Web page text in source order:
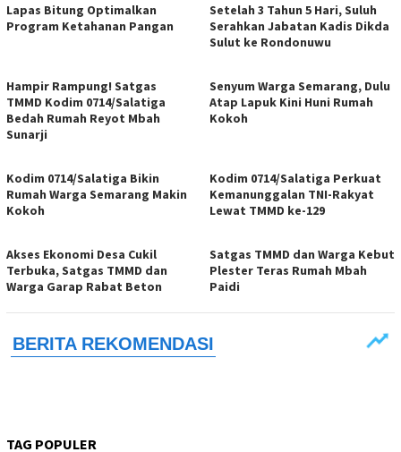
Lapas Bitung Optimalkan
Program Ketahanan Pangan
Setelah 3 Tahun 5 Hari, Suluh
Serahkan Jabatan Kadis Dikda
Sulut ke Rondonuwu
Hampir Rampung! Satgas
TMMD Kodim 0714/Salatiga
Bedah Rumah Reyot Mbah
Sunarji
Senyum Warga Semarang, Dulu
Atap Lapuk Kini Huni Rumah
Kokoh
Kodim 0714/Salatiga Bikin
Rumah Warga Semarang Makin
Kokoh
Kodim 0714/Salatiga Perkuat
Kemanunggalan TNI-Rakyat
Lewat TMMD ke-129
Akses Ekonomi Desa Cukil
Terbuka, Satgas TMMD dan
Warga Garap Rabat Beton
Satgas TMMD dan Warga Kebut
Plester Teras Rumah Mbah
Paidi
TAG POPULER